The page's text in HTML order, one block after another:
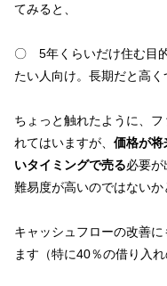
てみると、
〇 5年くらいだけ住む目
たい人向け。長期だと高く
ちょっと触れたように、
れてはいますが、 価格が将
いタイミングで売る必要が
難易度が高いのではないか
キャッシュフローの改善
ます（特に40％の借り入れ